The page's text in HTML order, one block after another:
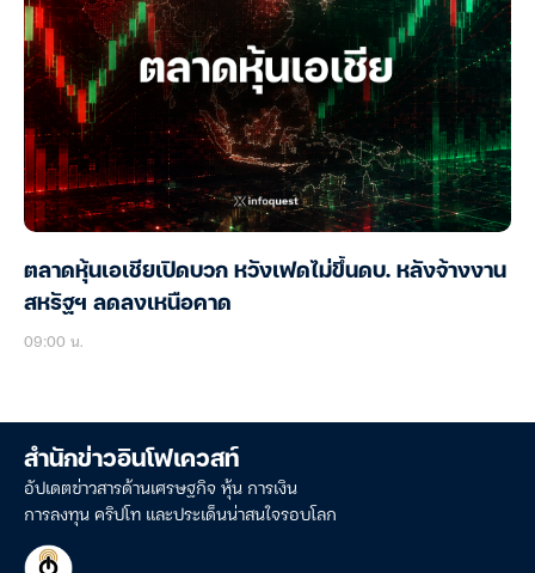
ตลาดหุ้นเอเชียเปิดบวก หวังเฟดไม่ขึ้นดบ. หลังจ้างงาน
สหรัฐฯ ลดลงเหนือคาด
09:00 น.
สำนักข่าวอินโฟเควสท์
อัปเดตข่าวสารด้านเศรษฐกิจ หุ้น การเงิน
การลงทุน คริปโท และประเด็นน่าสนใจรอบโลก